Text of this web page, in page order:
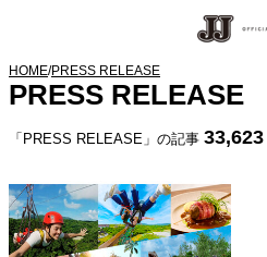
HOME/PRESS RELEASE
PRESS RELEASE
「PRESS RELEASE」の記事 33,623